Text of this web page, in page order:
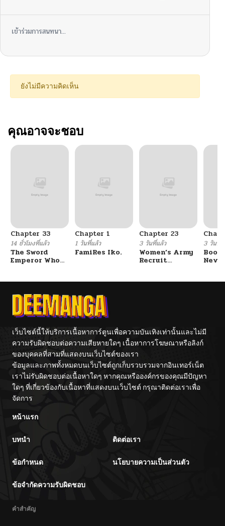
เข้าร่วมการสนทนา...
ยังไม่มีความคิดเห็น
คุณอาจจะชอบ
Chapter 33
14 ชั่วโมงที่แล้ว
The Sword
Emperor Who
จักรพรรดิเทพดาบ
ผงาดเหนือชาติภพ
Chapter 1
1 วันที่แล้ว
FamiRes Iko.
Chapter 23
3 วันที่แล้ว
Women’s Army
Recruit
3 วันที่
เว็บไซต์นี้ให้บริการเนื้อหาการ์ตูนเพื่อความบันเทิงเท่านั้นและไม่มี
ความรับผิดชอบต่อความเสียหายใดๆ เนื้อหาการโฆษณาหรือลิงก์
ของบุคคลที่สามที่แสดงบนเว็บไซต์ของเรา
ข้อมูลและภาพทั้งหมดบนเว็บไซต์ถูกเก็บรวบรวมจากอินเทอร์เน็ต
เราไม่รับผิดชอบต่อเนื้อหาใดๆ หากคุณหรือองค์กรของคุณมีปัญหา
ใดๆ ที่เกี่ยวข้องกับเนื้อหาที่แสดงบนเว็บไซต์ กรุณาติดต่อเราเพื่อ
จัดการ
หน้าแรก
บทนำ ติดต่อเรา
ข้อกำหนด นโยบายความเป็นส่วนตัว
ข้อจำกัดความรับผิดชอบ
คำสำคัญ